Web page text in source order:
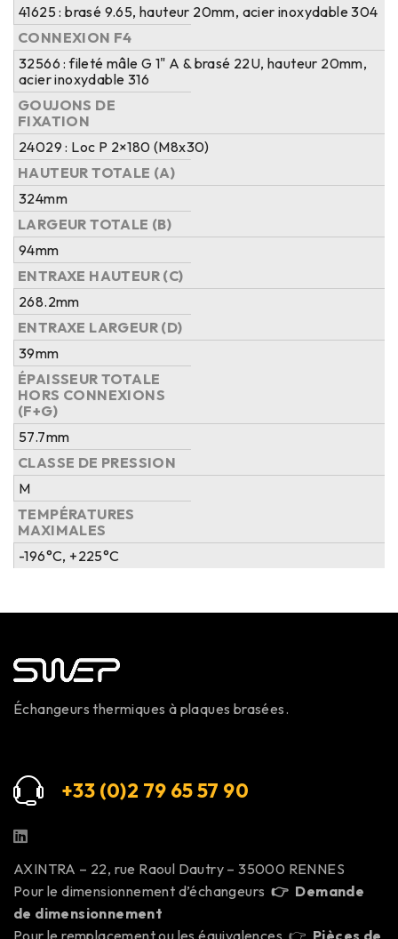
41625 : brasé 9.65, hauteur 20mm, acier inoxydable 304
CONNEXION F4
32566 : fileté mâle G 1" A & brasé 22U, hauteur 20mm,
acier inoxydable 316
GOUJONS DE
FIXATION
24029 : Loc P 2×180 (M8x30)
HAUTEUR TOTALE (A)
324mm
LARGEUR TOTALE (B)
94mm
ENTRAXE HAUTEUR (C)
268.2mm
ENTRAXE LARGEUR (D)
39mm
ÉPAISSEUR TOTALE
HORS CONNEXIONS
(F+G)
57.7mm
CLASSE DE PRESSION
M
TEMPÉRATURES
MAXIMALES
-196°C, +225°C
Échangeurs thermiques à plaques brasées.
+33 (0)2 79 65 57 90
AXINTRA – 22, rue Raoul Dautry – 35000 RENNES
Pour le dimensionnement d’échangeurs👉 Demande
de dimensionnement
Pour le remplacement ou les équivalences 👉 Pièces de